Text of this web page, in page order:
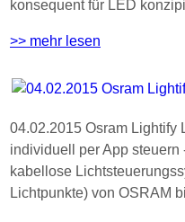
konsequent für LED
>> mehr lesen
04.02.2015 Osram Lightify
individuell per App
kabellose
Lichtpunkte) von OSRAM